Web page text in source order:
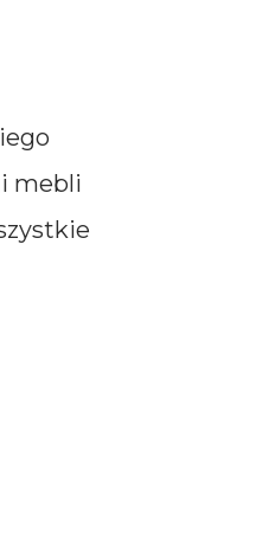
mebli